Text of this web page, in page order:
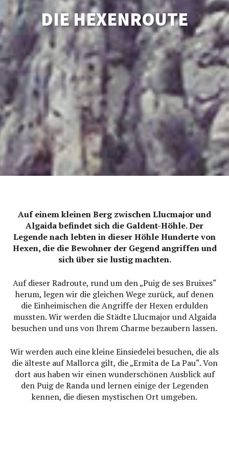
DIE HEXENROUTE
Auf einem kleinen Berg zwischen Llucmajor und
Algaida befindet sich die Galdent-Höhle. Der
Legende nach lebten in dieser Höhle Hunderte von
Hexen, die die Bewohner der Gegend angriffen und
sich über sie lustig machten.
Auf dieser Radroute, rund um den „Puig de ses Bruixes“
herum, legen wir die gleichen Wege zurück, auf denen
die Einheimischen die Angriffe der Hexen erdulden
mussten. Wir werden die Städte Llucmajor und Algaida
besuchen und uns von Ihrem Charme bezaubern lassen.
Wir werden auch eine kleine Einsiedelei besuchen, die als
die älteste auf Mallorca gilt, die „Ermita de La Pau“. Von
dort aus haben wir einen wunderschönen Ausblick auf
den Puig de Randa und lernen einige der Legenden
kennen, die diesen mystischen Ort umgeben.